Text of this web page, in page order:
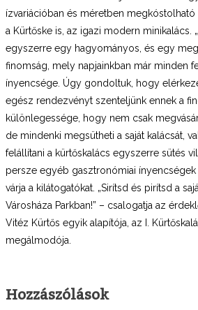
ízvariációban és méretben
a Kürtőske is, az igazi modern minikalács.
egyszerre egy hagyományos, és egy
finomság, mely napjainkban már minden
ínyencsége. Úgy gondoltuk, hogy
egész rendezvényt szenteljünk ennek a
különlegessége, hogy nem csak
de mindenki megsütheti a saját kalácsát,
felállítani a kürtőskalács egyszerre sütés
persze egyéb gasztronómiai ínyencségek
várja a kilátogatókat. „Sirítsd és pirítsd a
Városháza Parkban!” – csalogatja az
Vitéz Kürtős egyik alapítója, az I.
megálmodója.
Hozzászólások